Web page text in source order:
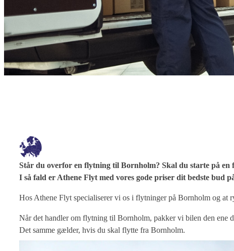
Står du overfor en flytning til Bornholm? Skal du starte på en
I så fald er Athene Flyt med vores gode priser dit bedste bud
Hos Athene Flyt specialiserer vi os i flytninger på Bornholm og at
Når det handler om flytning til Bornholm, pakker vi bilen den ene
Det samme gælder, hvis du skal flytte fra Bornholm.